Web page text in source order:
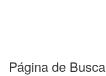
Página de Busca